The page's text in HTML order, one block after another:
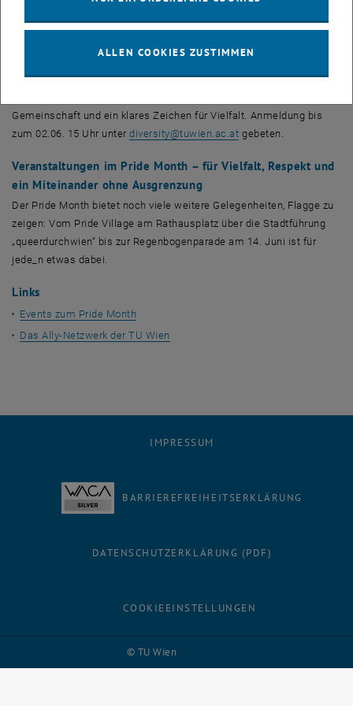
Abend zu einem besonderen Filmabend eingeladen: Im Top Kino
berührende Film stellt queere Lebensrealitäten mit Humor und Herz
Gemeinschaft und ein klares Zeichen für Vielfalt. Anmeldung bis
zum 02.06. 15 Uhr unterdiversity@tuwien.ac.at gebeten.
Veranstaltungen im Pride Month – für Vielfalt, Respekt und
ein Miteinander ohne Ausgrenzung
Der Pride Month bietet noch viele weitere Gelegenheiten, Flagge zu
zeigen: Vom Pride Village am Rathausplatz über die Stadtführung
„queerdurchwien“ bis zur Regenbogenparade am 14. Juni ist für
jede_n etwas dabei.
Links
Events zum Pride Month
DasAlly-Netzwerk der TU Wien
© TU Wien
IMPRESSUM
BARRIEREFREIHEITSERKLÄRUNG
DATENSCHUTZERKLÄRUNG (PDF)
COOKIEEINSTELLUNGEN
ALLEN COOKIES ZUSTIMMEN